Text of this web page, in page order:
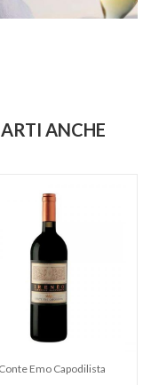
ANCHE
Conte Emo Capodilista